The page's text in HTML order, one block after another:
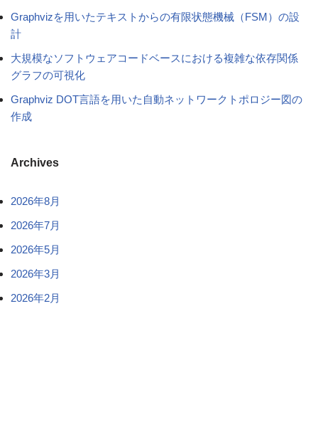
Graphvizを用いたテキストからの有限状態機械（FSM）の設
計
大規模なソフトウェアコードベースにおける複雑な依存関係
グラフの可視化
Graphviz DOT言語を用いた自動ネットワークトポロジー図の
作成
Archives
2026年8月
2026年7月
2026年5月
2026年3月
2026年2月